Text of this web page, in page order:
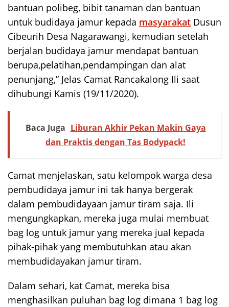
bantuan polibeg, bibit tanaman dan bantuan
untuk budidaya jamur kepada masyarakat Dusun
Cibeurih Desa Nagarawangi, kemudian setelah
berjalan budidaya jamur mendapat bantuan
berupa,pelatihan,pendampingan dan alat
penunjang,” Jelas Camat Rancakalong Ili saat
dihubungi Kamis (19/11/2020).
Baca Juga Liburan Akhir Pekan Makin Gaya
dan Praktis dengan Tas Bodypack!
Camat menjelaskan, satu kelompok warga desa
pembudidaya jamur ini tak hanya bergerak
dalam pembudidayaan jamur tiram saja. Ili
mengungkapkan, mereka juga mulai membuat
bag log untuk jamur yang mereka jual kepada
pihak-pihak yang membutuhkan atau akan
membudidayakan jamur tiram.
Dalam sehari, kat Camat, mereka bisa
menghasilkan puluhan bag log dimana 1 bag log